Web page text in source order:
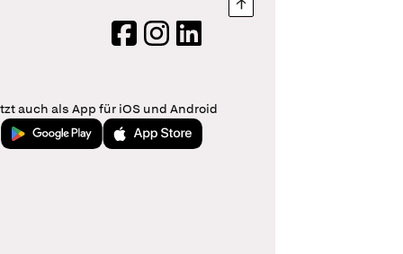
Nach oben springen
FacebookInstagram
LinkedIn
auch als App für iOS und Android
Jetzt bei Google PlayLaden im App Store